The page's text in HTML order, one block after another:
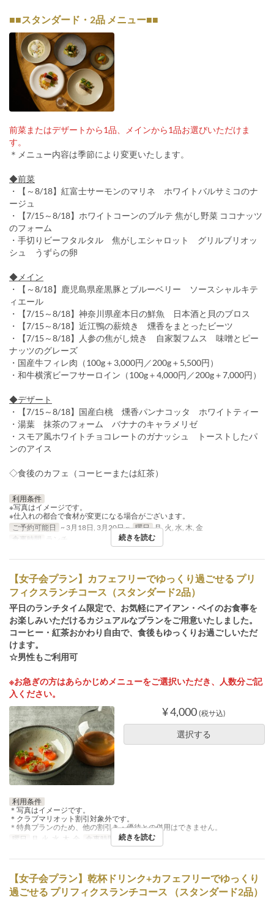
■■スタンダード・2品 メニュー■■
前菜またはデザートから1品、メインから1品お選びいただけま
す。
＊メニュー内容は季節により変更いたします。
◆前菜
・【～8/18】紅富士サーモンのマリネ ホワイトバルサミコのナ
ージュ
・【7/15～8/18】ホワイトコーンのブルテ 焦がし野菜 ココナッツ
のフォーム
・手切りビーフタルタル 焦がしエシャロット グリルブリオッ
シュ うずらの卵
◆メイン
・【～8/18】鹿児島県産黒豚とブルーベリー ソースシャルキテ
ィエール
・【7/15～8/18】神奈川県産本日の鮮魚 日本酒と貝のブロス
・【7/15～8/18】近江鴨の薪焼き 燻香をまとったビーツ
・【7/15～8/18】人参の焦がし焼き 自家製フムス 味噌とピー
ナッツのグレーズ
・国産牛フィレ肉（100g＋3,000円／200g＋5,500円）
・和牛横濱ビーフサーロイン（100g＋4,000円／200g＋7,000円）
◆デザート
・【7/15～8/18】国産白桃 燻香パンナコッタ ホワイトティー
・湯葉 抹茶のフォーム バナナのキャラメリゼ
・スモア風ホワイトチョコレートのガナッシュ トーストしたパ
ンのアイス
◇食後のカフェ（コーヒーまたは紅茶）
利用条件
※写真はイメージです。
※仕入れの都合で食材が変更になる場合がございます。
ご予約可能日
~ 3月18日, 3月20日 ~ 曜日 月, 火, 水, 木, 金
食事時間
ランチ 続きを読む
【女子会プラン】カフェフリーでゆっくり過ごせる プリ
フィクスランチコース（スタンダード2品）
平日のランチタイム限定で、お気軽にアイアン・ベイのお食事を
お楽しみいただけるカジュアルなプランをご用意いたしました。
コーヒー・紅茶おかわり自由で、食後もゆっくりお過ごしいただ
けます。
☆男性もご利用可
※お急ぎの方はあらかじめメニューをご選択いただき、人数分ご記
入ください。
¥ 4,000 (税サ込)
選択する
利用条件
＊写真はイメージです。
＊クラブマリオット割引対象外です。
＊特典プランのため、他の割引き・優待との併用はできません。
曜日
月, 火, 水, 木, 金 食事時間 ランチ
続きを読む
【女子会プラン】乾杯ドリンク+カフェフリーでゆっくり
過ごせる プリフィクスランチコース （スタンダード2品）